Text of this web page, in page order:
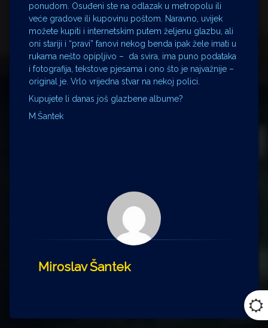
ponudom. Osuđeni ste na odlazak u metropolu ili
veće gradove ili kupovinu poštom. Naravno, uvijek
možete kupiti i internetskim putem željenu glazbu, ali
oni stariji i “pravi” fanovi nekog benda ipak žele imati u
rukama nešto opipljivo – da svira, ima puno podataka
i fotografija, tekstove pjesama i ono što je najvažnije –
original je. Vrlo vrijedna stvar na nekoj polici.
Kupujete li danas još glazbene albume?
M.Šantek
Miroslav Šantek